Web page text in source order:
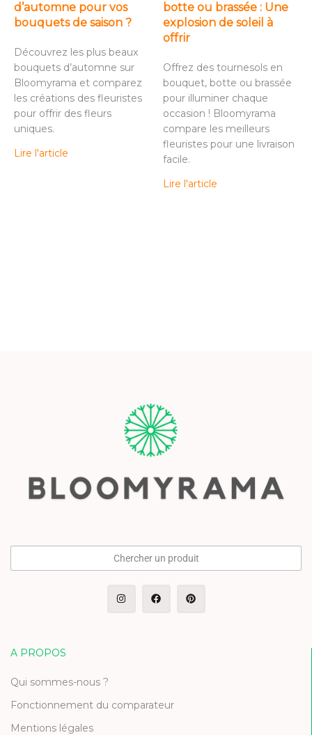
d’automne pour vos
bouquets de saison ?
Découvrez les plus beaux
bouquets d’automne sur
Bloomyrama et comparez
les créations des fleuristes
pour offrir des fleurs
uniques.
Lire l'article
botte ou brassée : Une
explosion de soleil à
offrir
Offrez des tournesols en
bouquet, botte ou brassée
pour illuminer chaque
occasion ! Bloomyrama
compare les meilleurs
fleuristes pour une livraison
facile.
Lire l'article
Chercher un produit
A PROPOS
Qui sommes-nous ?
Fonctionnement du comparateur
Mentions légales